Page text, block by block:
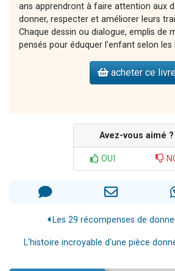
ans apprendront à faire attention aux
donner, respecter et améliorer leurs
Chaque dessin ou dialogue, emplis de
pensés pour éduquer l'enfant selon les
acheter ce
Avez-vous aimé ?
OUI
Les 29 récompenses de
L'histoire incroyable d'une pièce